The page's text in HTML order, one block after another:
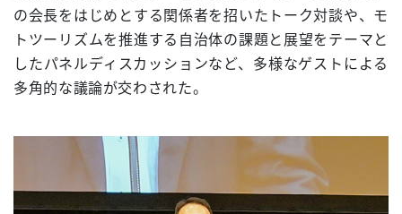
の会長をはじめとする関係者を招いたトーク対談や、モ
トツーリズムを推進する自治体の課題と展望をテーマと
したパネルディスカッションなど、多様なゲストによる
多角的な議論が交わされた。